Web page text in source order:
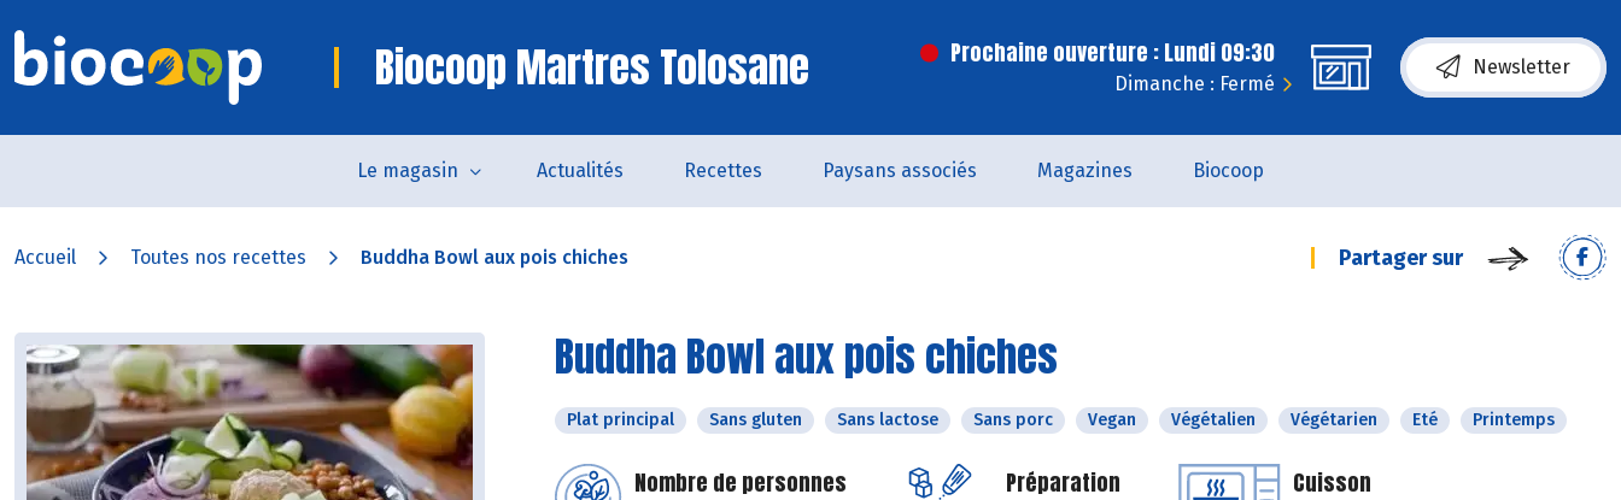
Biocoop Martres Tolosane Prochaine ouverture : Lundi 09:30
Dimanche : Fermé
Newsletter
Le magasin Actualités Recettes Paysans associés Magazines Biocoop
Accueil Toutes nos recettes Buddha Bowl aux pois chiches Partager sur
Buddha Bowl aux pois chiches
Plat principal Sans gluten Sans lactose Sans porc Vegan Végétalien Végétarien Eté Printemps
Nombre de personnes Préparation Cuisson